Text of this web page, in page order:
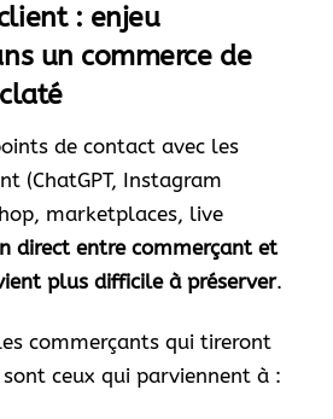
: enjeu
un commerce de
de contact avec les
(ChatGPT, Instagram
marketplaces, live
direct entre commerçant et
plus difficile à préserver.
commerçants qui tireront
ceux qui parviennent à :